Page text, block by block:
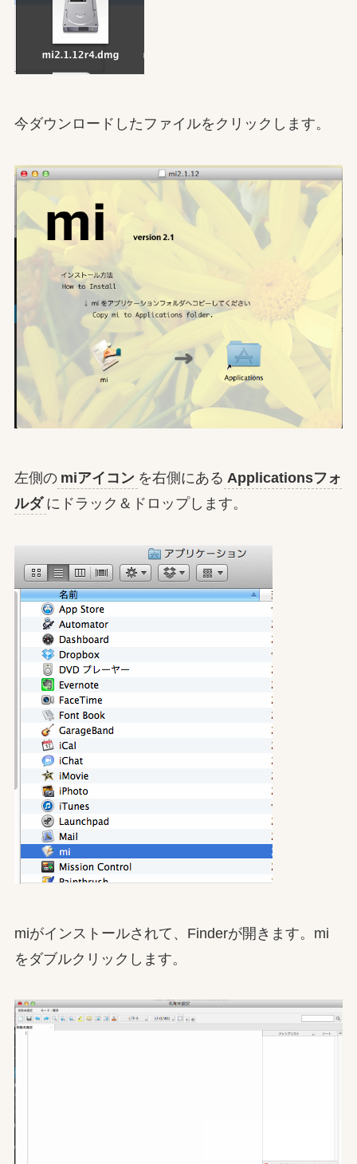
今ダウンロードしたファイルをクリックします。
左側の miアイコン を右側にある Applicationsフォ
ルダ にドラック＆ドロップします。
miがインストールされて、Finderが開きます。mi
をダブルクリックします。